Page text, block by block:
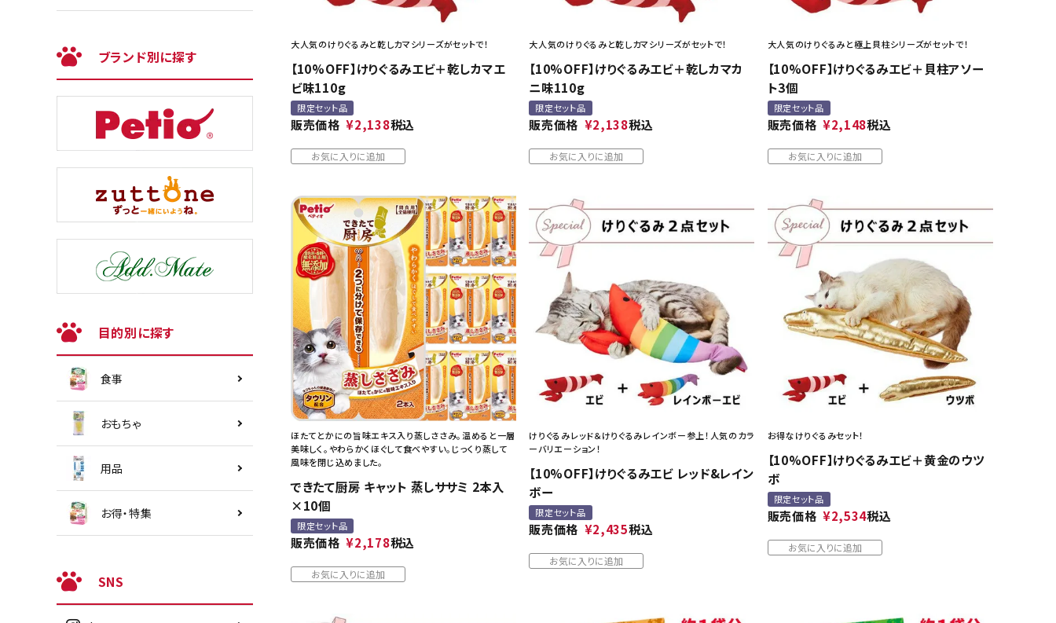
ブランド別に探す
目的別に探す
食事
おもちゃ
用品
お得・特集
SNS
大人気のけりぐるみと乾しカマシリーズがセットで！
【10%OFF】けりぐるみエビ＋乾しカマエ
ビ味110g
限定セット品
販売価格 ¥2,138税込
お気に入りに追加
大人気のけりぐるみと乾しカマシリーズがセットで！
【10%OFF】けりぐるみエビ＋乾しカマカ
ニ味110g
限定セット品
販売価格 ¥2,138税込
お気に入りに追加
大人気のけりぐるみと極上貝柱シリーズがセットで！
【10%OFF】けりぐるみエビ＋貝柱アソー
ト3個
限定セット品
販売価格 ¥2,148税込
お気に入りに追加
ほたてとかにの旨味エキス入り蒸しささみ。温めると一層
美味しく。やわらかくほぐして食べやすい。じっくり蒸して
風味を閉じ込めました。
できたて厨房 キャット 蒸しササミ 2本入
×10個
限定セット品
販売価格 ¥2,178税込
お気に入りに追加
けりぐるみレッド＆けりぐるみレインボー参上！人気のカラ
ーバリエーション！
【10%OFF】けりぐるみエビ レッド&レイン
ボー
限定セット品
販売価格 ¥2,435税込
お気に入りに追加
お得なけりぐるみセット！
【10%OFF】けりぐるみエビ＋黄金のウツ
ボ
限定セット品
販売価格 ¥2,534税込
お気に入りに追加